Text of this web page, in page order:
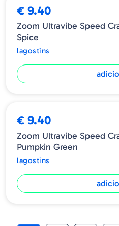
€ 9.40
Zoom Ultravibe Speed
Spice
lagostins
€ 9.40
Zoom Ultravibe Speed
Pumpkin Green
lagostins